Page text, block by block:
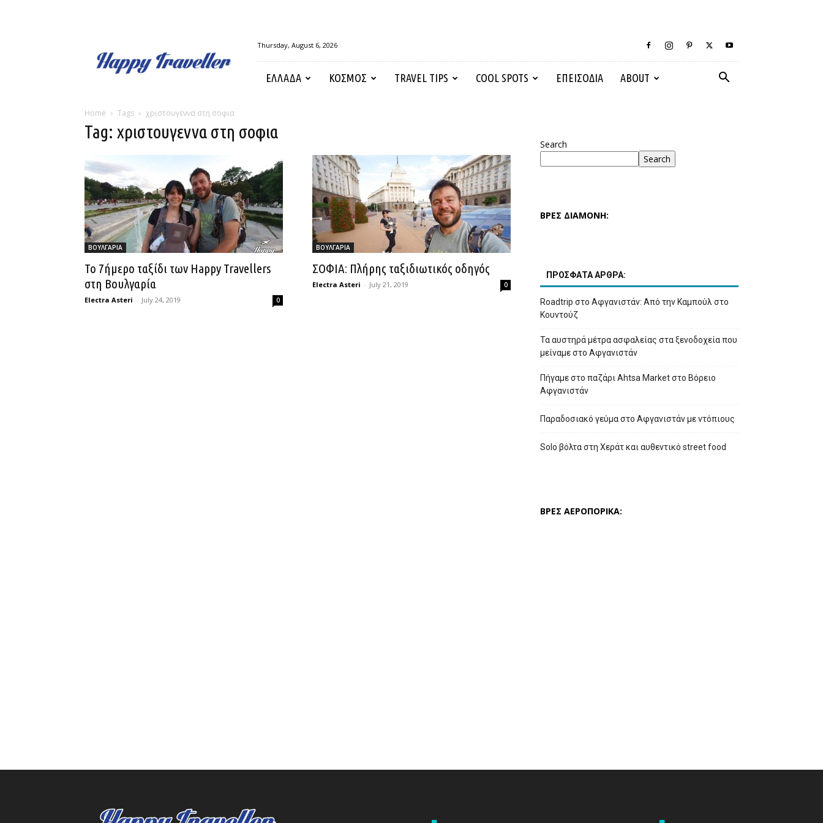
Traveller
Thursday, August 6, 2026
ΕΛΛΑΔΑ ΚΟΣΜΟΣ TRAVEL TIPS COOL SPOTS ΕΠΕΙΣΟΔΙΑ ABOUT
Home Tags χριστουγεννα στη σοφια
Tag: χριστουγεννα στη σοφια
ΒΟΥΛΓΑΡΙΑ
Το 7ήμερο ταξίδι των Happy Travellers
στη Βουλγαρία
Electra Asteri - July 24, 2019 0
ΒΟΥΛΓΑΡΙΑ
ΣΟΦΙΑ: Πλήρης ταξιδιωτικός οδηγός
Electra Asteri - July 21, 2019 0
Search
Search
ΒΡΕΣ ΔΙΑΜΟΝΗ:
ΠΡΟΣΦΑΤΑ ΑΡΘΡΑ:
Roadtrip στο Αφγανιστάν: Από την Καμπούλ στο
Κουντούζ
Τα αυστηρά μέτρα ασφαλείας στα ξενοδοχεία που
μείναμε στο Αφγανιστάν
Πήγαμε στο παζάρι Ahtsa Market στο Βόρειο
Αφγανιστάν
Παραδοσιακό γεύμα στο Αφγανιστάν με ντόπιους
Solo βόλτα στη Χεράτ και αυθεντικό street food
ΒΡΕΣ ΑΕΡΟΠΟΡΙΚΑ: